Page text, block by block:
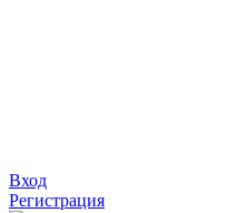
Вход
Регистрация